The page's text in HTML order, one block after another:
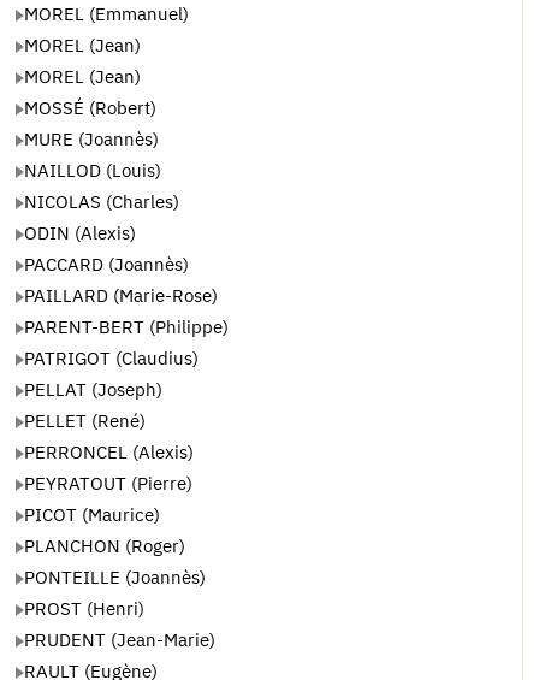
MOREL (Emmanuel)
MOREL (Jean)
MOREL (Jean)
MOSSÉ (Robert)
MURE (Joannès)
NAILLOD (Louis)
NICOLAS (Charles)
ODIN (Alexis)
PACCARD (Joannès)
PAILLARD (Marie-Rose)
PARENT-BERT (Philippe)
PATRIGOT (Claudius)
PELLAT (Joseph)
PELLET (René)
PERRONCEL (Alexis)
PEYRATOUT (Pierre)
PICOT (Maurice)
PLANCHON (Roger)
PONTEILLE (Joannès)
PROST (Henri)
PRUDENT (Jean-Marie)
RAULT (Eugène)